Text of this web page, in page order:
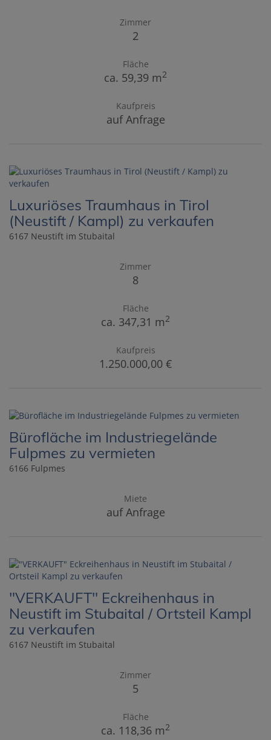
Zimmer
2
Fläche
ca. 59,39 m2
Kaufpreis
auf Anfrage
Luxuriöses Traumhaus in Tirol
(Neustift / Kampl) zu verkaufen
6167 Neustift im Stubaital
Zimmer
8
Fläche
ca. 347,31 m2
Kaufpreis
1.250.000,00 €
Bürofläche im Industriegelände
Fulpmes zu vermieten
6166 Fulpmes
Miete
auf Anfrage
"VERKAUFT" Eckreihenhaus in
Neustift im Stubaital / Ortsteil Kampl
zu verkaufen
6167 Neustift im Stubaital
Zimmer
5
Fläche
ca. 118,36 m2